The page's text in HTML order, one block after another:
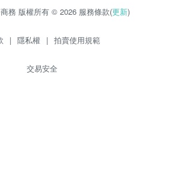
務 版權所有 © 2026 服務條款(更新)
| 隱私權 | 拍賣使用規範
交易安全